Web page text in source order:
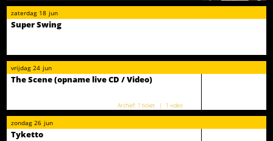
zaterdag 18 jun
Super Swing
vrijdag 24 jun
The Scene (opname live CD / Video)
1 ticket 1 video
zondag 26 jun
Tyketto